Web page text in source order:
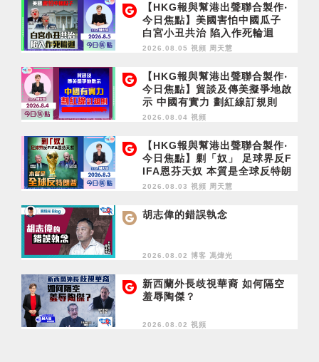
【HKG報與幫港出聲聯合製作‧
今日焦點】美國害怕中國瓜子
白宮小丑共治 陷入作死輪迴
2026.08.05 視頻 周天慧
【HKG報與幫港出聲聯合製作‧
今日焦點】貿談及傳美擬爭地啟
示 中國有實力 劃紅線訂規則
2026.08.04 視頻
【HKG報與幫港出聲聯合製作‧
今日焦點】剿「奴」 足球界反F
IFA恩芬天奴 本質是全球反特朗
普
2026.08.03 視頻 周天慧
胡志偉的錯誤執念
2026.08.02 博客 馮煒光
新西蘭外長歧視華裔 如何隔空
羞辱陶傑？
2026.08.02 視頻